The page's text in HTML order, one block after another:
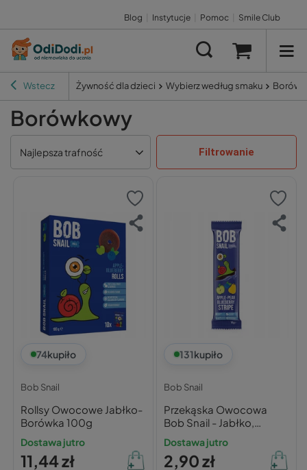
Blog Instytucje Pomoc Smile Club
Wstecz Żywność dla dzieci Wybierz według smaku
Borówkowy
Najlepsza trafność Filtrowanie
74kupiło
Bob Snail
Rollsy Owocowe Jabłko-
Borówka 100g
Dostawa jutro
11,44 zł
131kupiło
Bob Snail
Przekąska Owocowa
Bob Snail - Jabłko,
Gruszka, Borówka 14g
Dostawa jutro
2,90 zł